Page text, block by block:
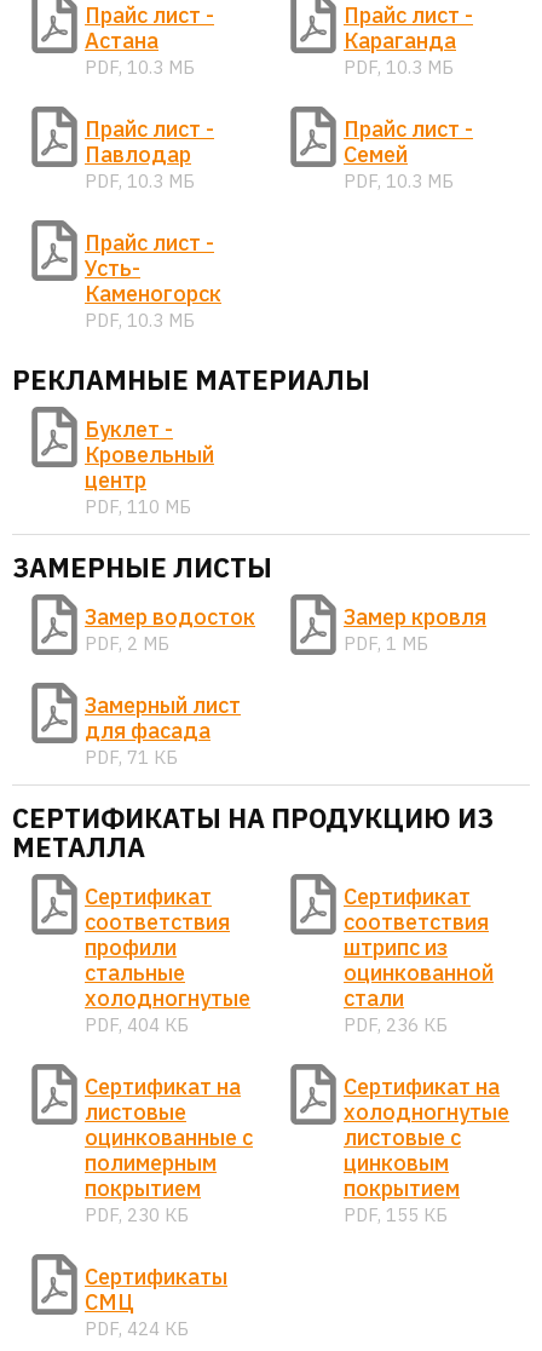
Прайс лист -
Астана
PDF, 10.3 МБ
Прайс лист -
Караганда
PDF, 10.3 МБ
Прайс лист -
Павлодар
PDF, 10.3 МБ
Прайс лист -
Семей
PDF, 10.3 МБ
Прайс лист -
Усть-
Каменогорск
PDF, 10.3 МБ
РЕКЛАМНЫЕ МАТЕРИАЛЫ
Буклет -
Кровельный
центр
PDF, 110 МБ
ЗАМЕРНЫЕ ЛИСТЫ
Замер водосток
PDF, 2 МБ
Замер кровля
PDF, 1 МБ
Замерный лист
для фасада
PDF, 71 КБ
СЕРТИФИКАТЫ НА ПРОДУКЦИЮ ИЗ
МЕТАЛЛА
Сертификат
соответствия
профили
стальные
холодногнутые
PDF, 404 КБ
Сертификат
соответствия
штрипс из
оцинкованной
стали
PDF, 236 КБ
Сертификат на
листовые
оцинкованные с
полимерным
покрытием
PDF, 230 КБ
Сертификат на
холодногнутые
листовые с
цинковым
покрытием
PDF, 155 КБ
Сертификаты
СМЦ
PDF, 424 КБ